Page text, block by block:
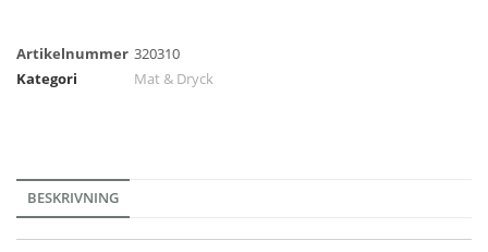
Artikelnummer 320310
Kategori
Mat & Dryck
BESKRIVNING